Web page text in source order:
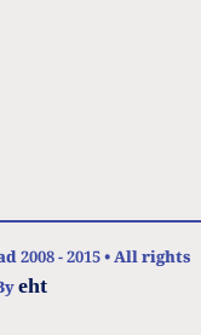
2008 - 2015 • All rights
eht